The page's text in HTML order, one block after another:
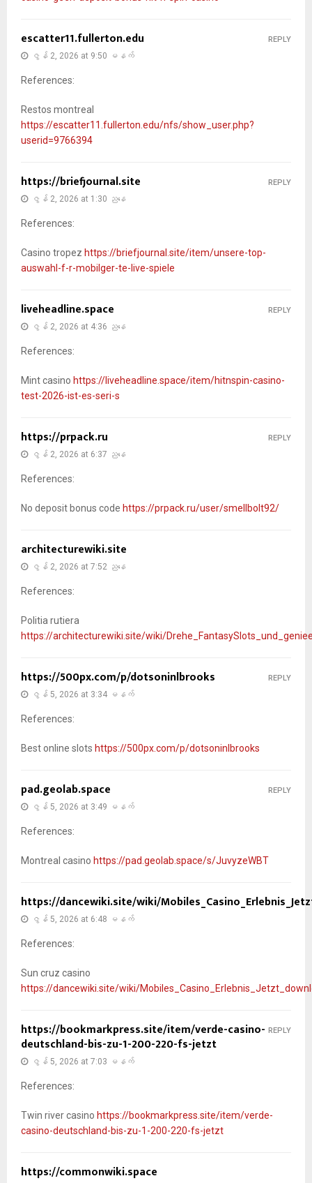
escatter11.fullerton.edu
ဇွန် 2, 2026 at 9:50 မနက်
References:
Restos montreal
https://escatter11.fullerton.edu/nfs/show_user.php?
userid=9766394
REPLY
https://briefjournal.site
ဇွန် 2, 2026 at 1:30 ညနေ
References:
Casino tropez https://briefjournal.site/item/unsere-top-
auswahl-f-r-mobilger-te-live-spiele
REPLY
liveheadline.space
ဇွန် 2, 2026 at 4:36 ညနေ
References:
Mint casino https://liveheadline.space/item/hitnspin-casino-
test-2026-ist-es-seri-s
REPLY
https://prpack.ru
ဇွန် 2, 2026 at 6:37 ညနေ
References:
No deposit bonus code https://prpack.ru/user/smellbolt92/
REPLY
architecturewiki.site
ဇွန် 2, 2026 at 7:52 ညနေ
References:
Politia rutiera
https://architecturewiki.site/wiki/
https://500px.com/p/dotsoninlbrooks
ဇွန် 5, 2026 at 3:34 မနက်
References:
Best online slots https://500px.com/p/dotsoninlbrooks
REPLY
pad.geolab.space
ဇွန် 5, 2026 at 3:49 မနက်
References:
Montreal casino https://pad.geolab.space/s/JuvyzeWBT
REPLY
https://dancewiki.site/wiki/
ဇွန် 5, 2026 at 6:48 မနက်
References:
Sun cruz casino
https://dancewiki.site/wiki/
https://bookmarkpress.site/item/verde-casino-
deutschland-bis-zu-1-200-220-fs-jetzt
ဇွန် 5, 2026 at 7:03 မနက်
References:
Twin river casino https://bookmarkpress.site/item/verde-
casino-deutschland-bis-zu-1-200-220-fs-jetzt
REPLY
https://commonwiki.space